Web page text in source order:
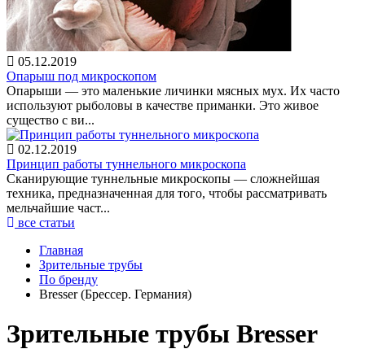
05.12.2019
Опарыш под микроскопом
Опарыши — это маленькие личинки мясных мух. Их часто
используют рыболовы в качестве приманки. Это живое
существо с ви...
02.12.2019
Принцип работы туннельного микроскопа
Сканирующие туннельные микроскопы — сложнейшая
техника, предназначенная для того, чтобы рассматривать
мельчайшие част...
все статьи
Главная
Зрительные трубы
По бренду
Bresser (Брессер. Германия)
Зрительные трубы Bresser